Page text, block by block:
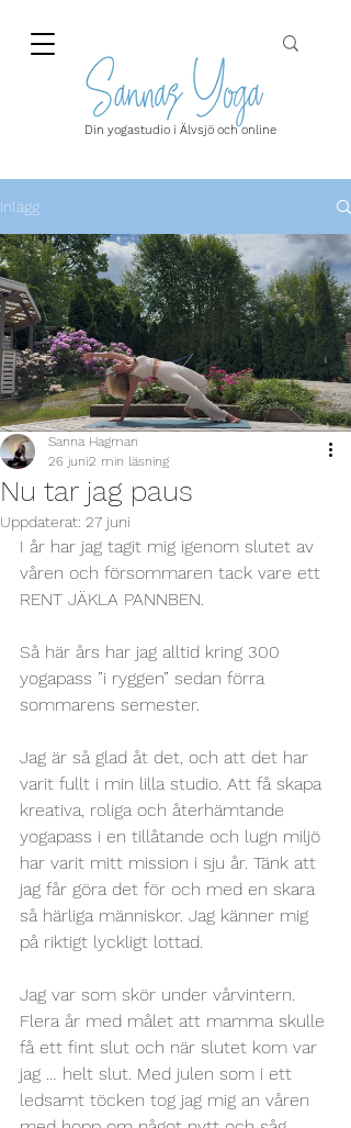
Din yogastudio i Älvsjö och online
Inlägg
Nu tar jag paus
Sanna Hagman
26 juni2 min läsning
Uppdaterat: 27 juni
I år har jag tagit mig igenom slutet av
våren och försommaren tack vare ett
RENT JÄKLA PANNBEN.
Så här års har jag alltid kring 300
yogapass ”i ryggen” sedan förra
sommarens semester.
Jag är så glad åt det, och att det har
varit fullt i min lilla studio. Att få skapa
kreativa, roliga och återhämtande
yogapass i en tillåtande och lugn miljö
har varit mitt mission i sju år. Tänk att
jag får göra det för och med en skara
så härliga människor. Jag känner mig
på riktigt lyckligt lottad.
Jag var som skör under vårvintern.
Flera år med målet att mamma skulle
få ett fint slut och när slutet kom var
jag … helt slut. Med julen som i ett
ledsamt töcken tog jag mig an våren